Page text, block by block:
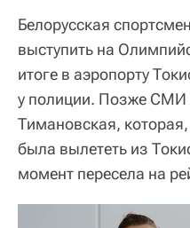
Белорусская
выступить на
итоге в аэропорту
у полиции. Позже СМИ
Тимановская,
была вылететь из
момент пересела на